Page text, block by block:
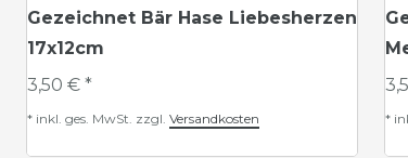
Gezeichnet Bär Hase Liebesherzen
17x12cm
3,50 € *
* inkl. ges. MwSt. zzgl. Versandkosten *